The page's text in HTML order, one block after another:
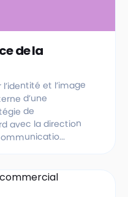
de la
et l’image
d’une
de
avec la direction